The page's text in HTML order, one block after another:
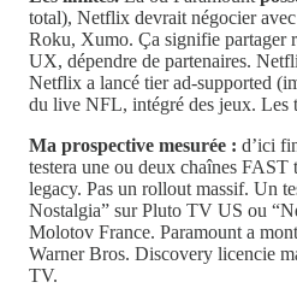
total), Netflix devrait négocier
Roku, Xumo. Ça signifie partager
UX, dépendre de partenaires.
Netflix a lancé tier ad-supported
du live NFL, intégré des jeux. Les
Ma prospective mesurée : d’ici
testera une ou deux chaînes FAST
legacy. Pas un rollout massif. Un
Nostalgia” sur Pluto TV US ou
Molotov France. Paramount a
Warner Bros. Discovery licencie
TV.